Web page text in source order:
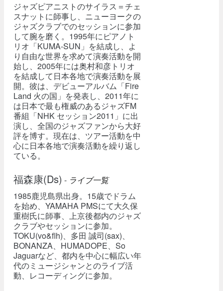
ジャズピアニストのサイラス＝チェ
スナットに師事し、ニューヨークの
ジャズクラブでのセッションに参加
して腕を磨く。1995年にピアノト
リオ「KUMA-SUN」を結成し、よ
り自由な世界を求めて演奏活動を開
始し、2005年には奥村和彦トリオ
を結成して日本各地で演奏活動を展
開。彼は、デビューアルバム「Fire
Land 火の国」を発表し、2011年に
は日本で最も権威のあるジャズFM
番組「NHK セッション2011」に出
演し、全国のジャズファンから大好
評を博す。現在は、ツアー活動を中
心に日本各地で演奏活動を繰り返し
ている。
福森康(Ds) - ライブ一覧
1985鹿児島県出身。15歳でドラム
を始め、YAMAHA PMSにて大久保
重樹氏に師事、上京後都内のジャズ
クラブやセッションに参加。
TOKU(vo&flh)、多田 誠司(sax)、
BONANZA、HUMADOPE、So
Jaguarなど、都内を中心に幅広い年
代のミュージシャンとのライブ活
動、レコーディングに参加。